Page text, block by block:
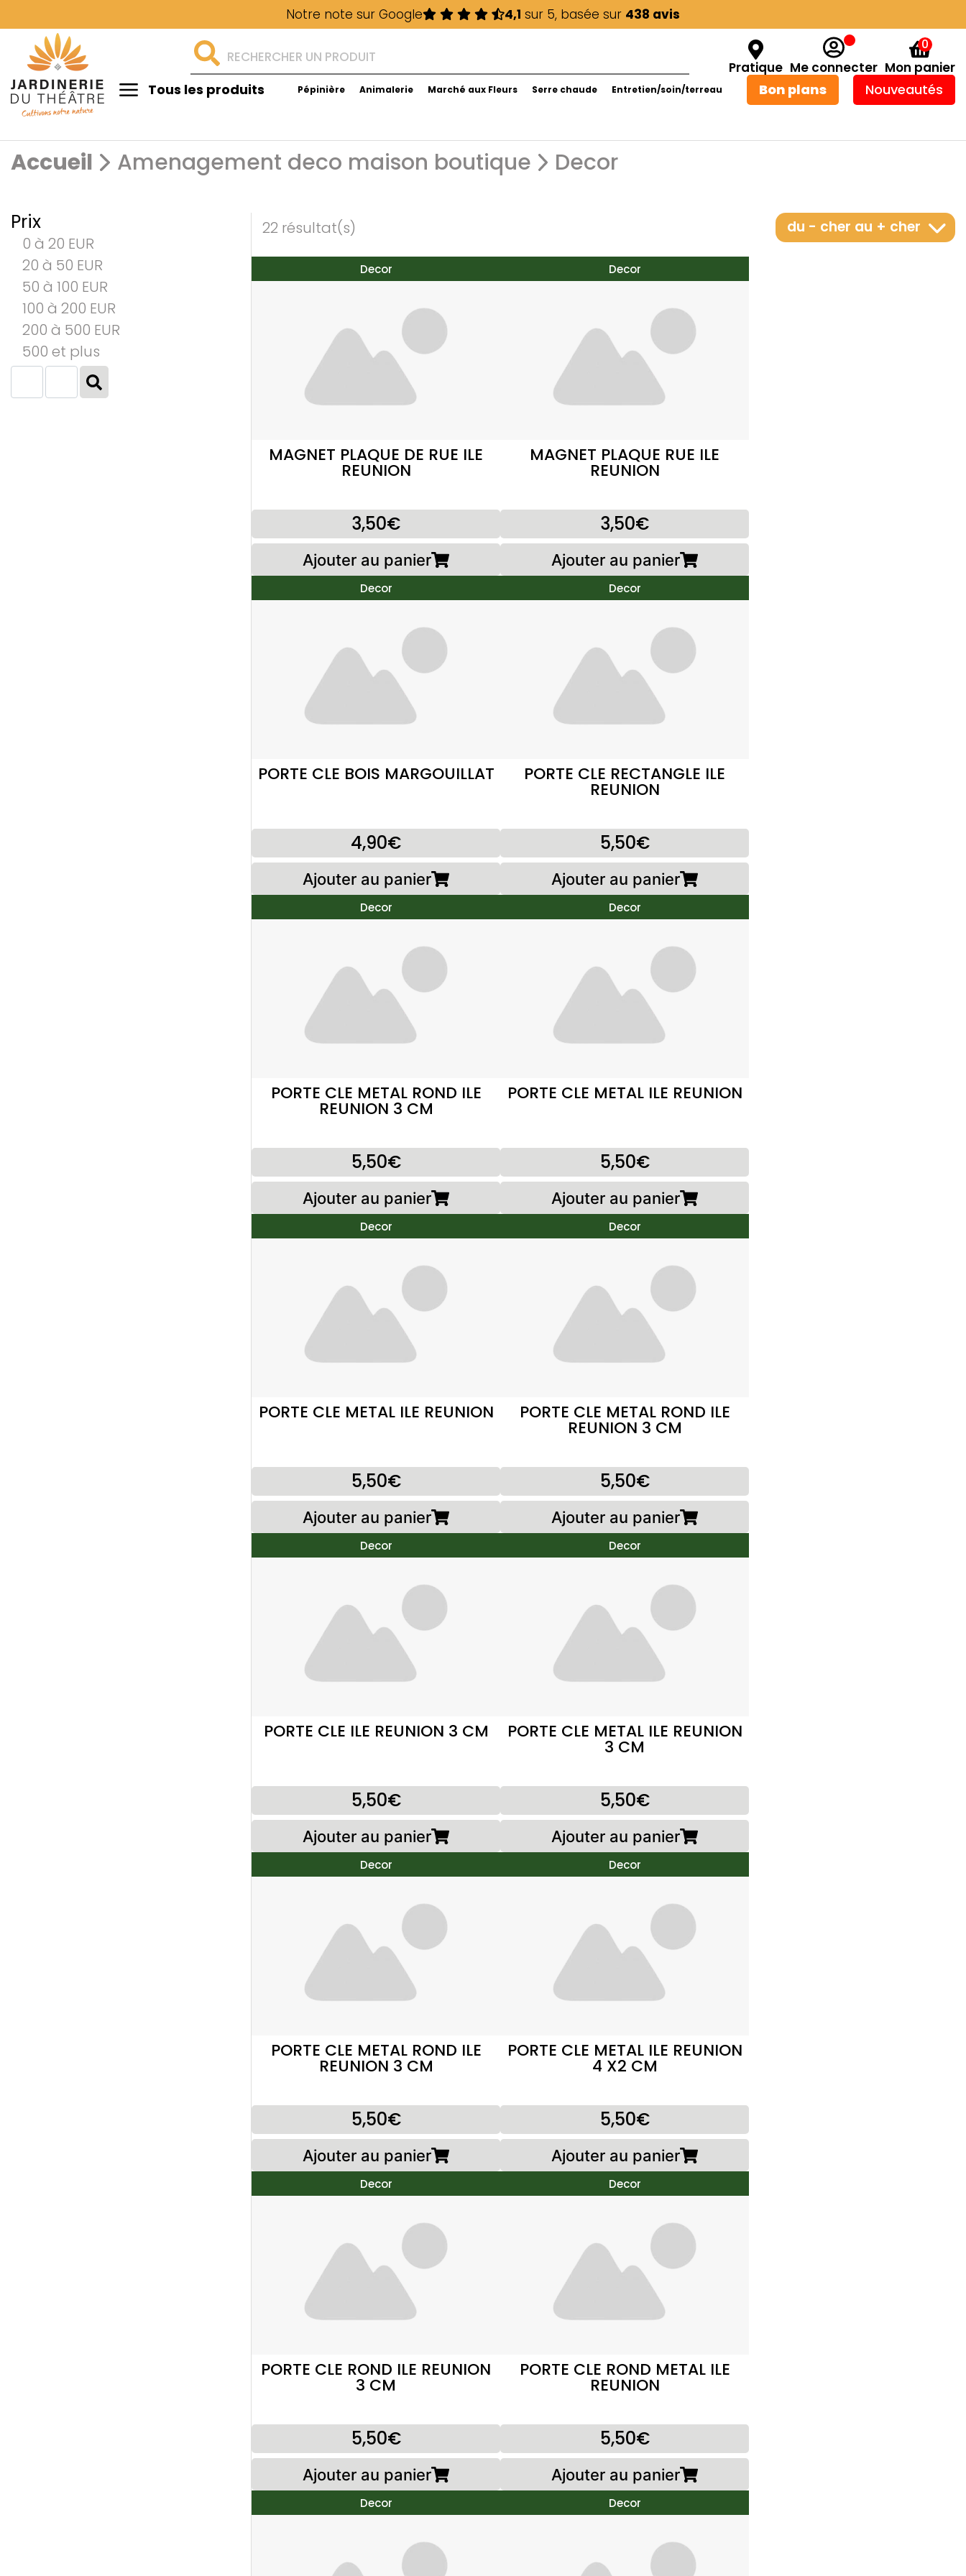
Notre note sur Google 4,1 sur 5, basée sur 438 avis
Pratique Me connecter
0
Mon panier
Tous les produits Pépinière Animalerie Marché aux Fleurs Serre chaude Entretien/soin/terreau Bon plans Nouveautés
Accueil Amenagement deco maison boutique Decor
Prix
0 à 20 EUR
20 à 50 EUR
50 à 100 EUR
100 à 200 EUR
200 à 500 EUR
500 et plus
22 résultat(s) du - cher au + cher
Decor
MAGNET PLAQUE DE RUE ILE
REUNION
3,50€
Ajouter au panier
Decor
MAGNET PLAQUE RUE ILE
REUNION
3,50€
Ajouter au panier
Decor
PORTE CLE BOIS MARGOUILLAT
4,90€
Ajouter au panier
Decor
PORTE CLE RECTANGLE ILE
REUNION
5,50€
Ajouter au panier
Decor
PORTE CLE METAL ROND ILE
REUNION 3 CM
5,50€
Ajouter au panier
Decor
PORTE CLE METAL ILE REUNION
5,50€
Ajouter au panier
Decor
PORTE CLE METAL ILE REUNION
5,50€
Ajouter au panier
Decor
PORTE CLE METAL ROND ILE
REUNION 3 CM
5,50€
Ajouter au panier
Decor
PORTE CLE ILE REUNION 3 CM
5,50€
Ajouter au panier
Decor
PORTE CLE METAL ILE REUNION
3 CM
5,50€
Ajouter au panier
Decor
PORTE CLE METAL ROND ILE
REUNION 3 CM
5,50€
Ajouter au panier
Decor
PORTE CLE METAL ILE REUNION
4 X2 CM
5,50€
Ajouter au panier
Decor
PORTE CLE ROND ILE REUNION
3 CM
5,50€
Ajouter au panier
Decor
PORTE CLE ROND METAL ILE
REUNION
5,50€
Ajouter au panier
Decor Decor